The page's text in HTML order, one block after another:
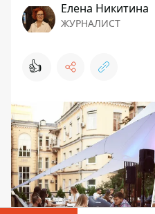
Елена Никитина
ЖУРНАЛИСТ
👍